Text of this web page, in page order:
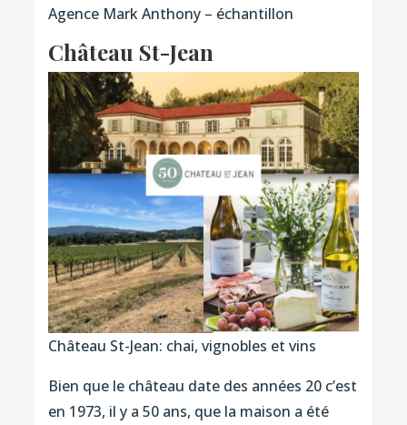
Agence Mark Anthony – échantillon
Château St-Jean
Château St-Jean: chai, vignobles et vins
Bien que le château date des années 20 c’est
en 1973, il y a 50 ans, que la maison a été